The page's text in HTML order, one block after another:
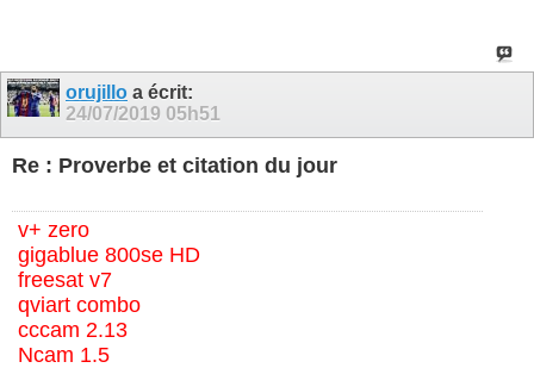
orujillo a écrit:
24/07/2019 05h51
Re : Proverbe et citation du jour
v+ zero
gigablue 800se HD
freesat v7
qviart combo
cccam 2.13
Ncam 1.5